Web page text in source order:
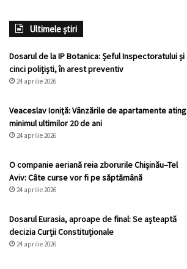
Ultimele știri
Dosarul de la IP Botanica: Șeful Inspectoratului și
cinci polițiști, în arest preventiv
24 aprilie 2026
Veaceslav Ioniță: Vânzările de apartamente ating
minimul ultimilor 20 de ani
24 aprilie 2026
O companie aeriană reia zborurile Chișinău–Tel
Aviv: Câte curse vor fi pe săptămână
24 aprilie 2026
Dosarul Eurasia, aproape de final: Se așteaptă
decizia Curții Constituționale
24 aprilie 2026